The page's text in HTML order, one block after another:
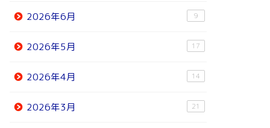
2026年6月 9
2026年5月 17
2026年4月 14
2026年3月 21